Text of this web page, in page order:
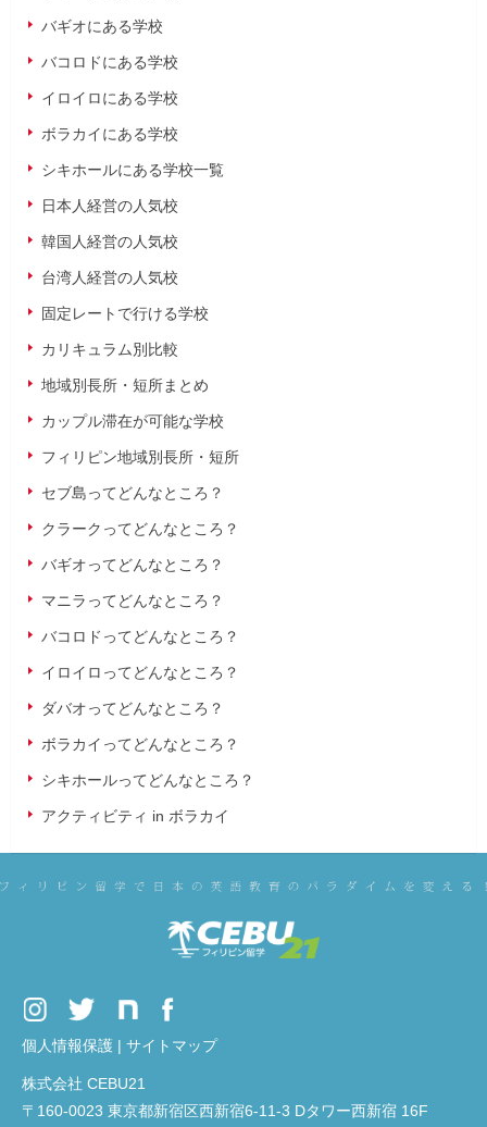
バギオにある学校
バコロドにある学校
イロイロにある学校
ボラカイにある学校
シキホールにある学校一覧
日本人経営の人気校
韓国人経営の人気校
台湾人経営の人気校
固定レートで行ける学校
カリキュラム別比較
地域別長所・短所まとめ
カップル滞在が可能な学校
フィリピン地域別長所・短所
セブ島ってどんなところ？
クラークってどんなところ？
バギオってどんなところ？
マニラってどんなところ？
バコロドってどんなところ？
イロイロってどんなところ？
ダバオってどんなところ？
ボラカイってどんなところ？
シキホールってどんなところ？
アクティビティ in ボラカイ
個人情報保護 | サイトマップ
株式会社 CEBU21
〒160-0023 東京都新宿区西新宿6-11-3 Dタワー西新宿 16F